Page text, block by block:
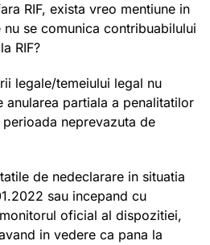
RIF, exista vreo mentiune in
se comunica contribuabilului
RIF?
legale/temeiului legal nu
anularea partiala a penalitatilor
neprevazuta de
de nedeclarare in situatia
sau incepand cu
oficial al dispozitiei,
in vedere ca pana la